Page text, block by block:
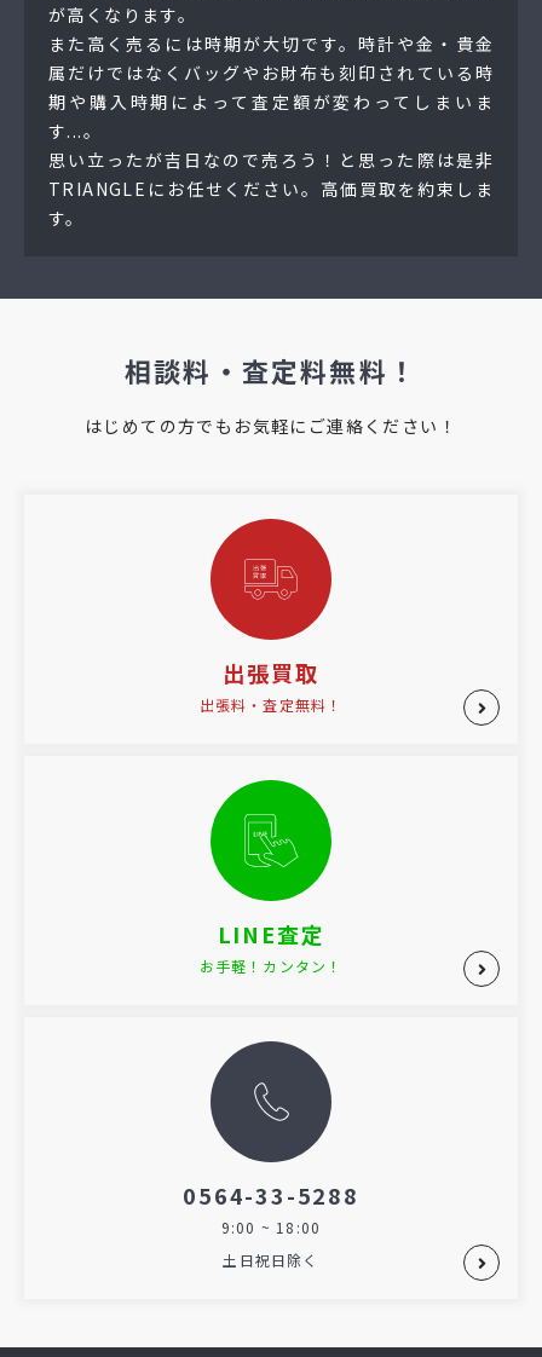
が高くなります。
また高く売るには時期が大切です。時計や金・貴金
属だけではなくバッグやお財布も刻印されている時
期や購入時期によって査定額が変わってしまいま
す...。
思い立ったが吉日なので売ろう！と思った際は是非
TRIANGLEにお任せください。高価買取を約束しま
す。
相談料・査定料無料！
はじめての方でもお気軽にご連絡ください！
出張買取
出張料・査定無料！
LINE査定
お手軽！カンタン！
0564-33-5288
9:00 ~ 18:00
土日祝日除く